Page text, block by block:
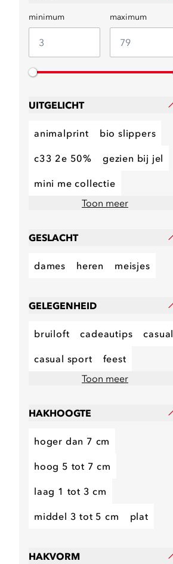
minimum maximum
UITGELICHT
animalprint bio slippers
c33 2e 50% gezien bij jel
mini me collectie
Toon meer
GESLACHT
dames heren meisjes
GELEGENHEID
bruiloft cadeautips casual
casual sport
feest
Toon meer
HAKHOOGTE
hoger dan 7 cm
hoog 5 tot 7 cm
laag 1 tot 3 cm
middel 3 tot 5 cm plat
HAKVORM